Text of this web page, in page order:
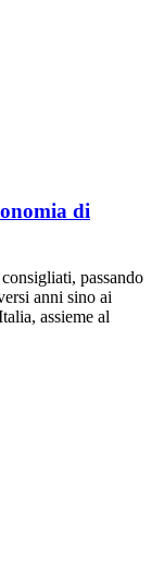
di
passando
anni sino ai
assieme al